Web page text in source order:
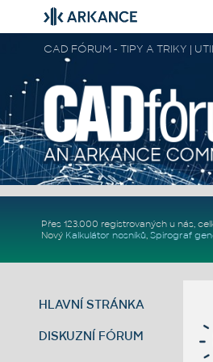
CAD FÓRUM - TIPY A TRIKY |
Přes 123.000 registrovaných u nás,
Nový Kalkulátor nosníků, Spirograf
HLAVNÍ STRÁNKA
DISKUZNÍ FÓRUM